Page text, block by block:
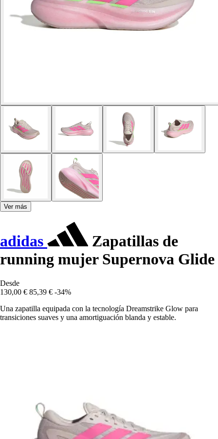
Ver más
adidas
Zapatillas de
running mujer Supernova Glide
Desde
130,00 € 85,39 € -34%
Una zapatilla equipada con la tecnología Dreamstrike Glow para
transiciones suaves y una amortiguación blanda y estable.